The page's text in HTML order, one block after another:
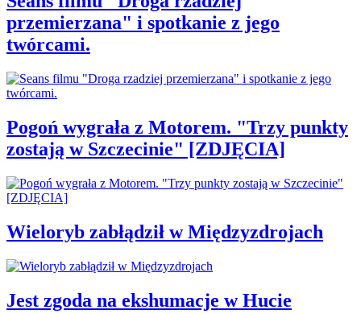
przemierzana" i spotkanie z jego
twórcami.
Pogoń wygrała z Motorem. "Trzy punkty
zostają w Szczecinie" [ZDJĘCIA]
Wieloryb zabłądził w Międzyzdrojach
Jest zgoda na ekshumacje w Hucie